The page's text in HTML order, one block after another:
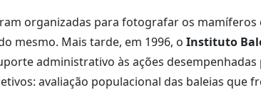
organizadas para fotografar os mamíferos
mesmo. Mais tarde, em 1996, o Instituto
administrativo às ações desempenhadas
avaliação populacional das baleias que